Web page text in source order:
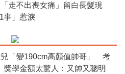
走不出喪女痛」留白長髮現
事」惹淚
「變190cm高顏值帥哥」 考
獎學金額太驚人：又帥又聰明